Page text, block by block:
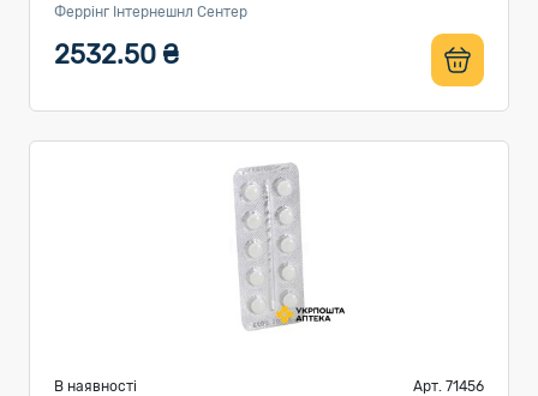
Феррінг Інтернешнл Сентер
2532.50 ₴
В наявності Арт. 71456